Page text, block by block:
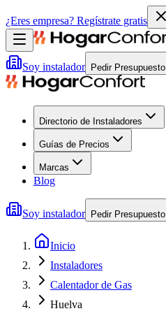
¿Eres empresa? Regístrate gratis
Soy instalador Pedir Presupuesto
Directorio de Instaladores
Guías de Precios
Marcas
Blog
Soy instalador Pedir Presupuesto
Inicio
Instaladores
Calentador de Gas
Huelva